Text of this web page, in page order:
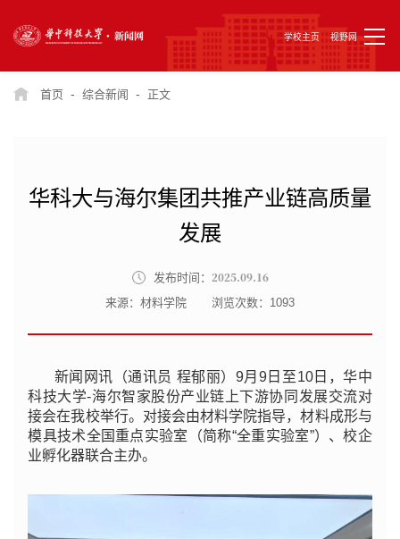
学校主页 视野网
首页 - 综合新闻 - 正文
华科大与海尔集团共推产业链高质量
发展
发布时间： 2025.09.16
来源：材料学院 浏览次数： 1093
新闻网讯（通讯员 程郁丽）9月9日至10日，华中
科技大学-海尔智家股份产业链上下游协同发展交流对
接会在我校举行。对接会由材料学院指导，材料成形与
模具技术全国重点实验室（简称“全重实验室”）、校企
业孵化器联合主办。